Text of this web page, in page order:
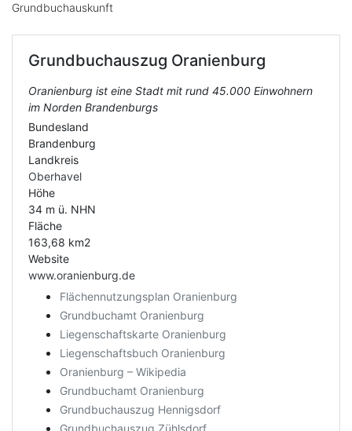
Grundbuchauskunft
Grundbuchauszug Oranienburg
Oranienburg ist eine Stadt mit rund 45.000 Einwohnern
im Norden Brandenburgs
Bundesland
Brandenburg
Landkreis
Oberhavel
Höhe
34 m ü. NHN
Fläche
163,68 km2
Website
www.oranienburg.de
Flächennutzungsplan Oranienburg
Grundbuchamt Oranienburg
Liegenschaftskarte Oranienburg
Liegenschaftsbuch Oranienburg
Oranienburg – Wikipedia
Grundbuchamt Oranienburg
Grundbuchauszug Hennigsdorf
Grundbuchauszug Zühlsdorf